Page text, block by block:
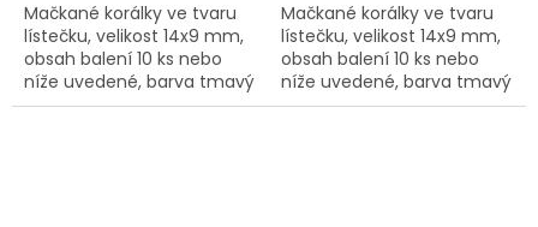
Mačkané korálky ve tvaru
lístečku, velikost 14x9 mm,
obsah balení 10 ks nebo
níže uvedené, barva tmavý
akvamarín se zlatým
Mačkané korálky ve tvaru
lístečku, velikost 14x9 mm,
obsah balení 10 ks nebo
níže uvedené, barva tmavý
akvamarín/mat s dekorem